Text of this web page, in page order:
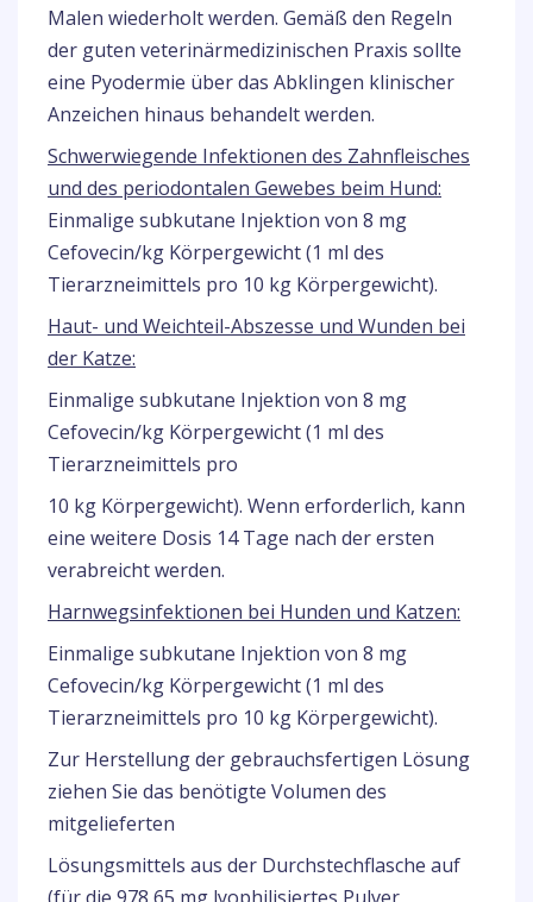
Malen wiederholt werden. Gemäß den Regeln
der guten veterinärmedizinischen Praxis sollte
eine Pyodermie über das Abklingen klinischer
Anzeichen hinaus behandelt werden.
Schwerwiegende Infektionen des Zahnfleisches
und des periodontalen Gewebes beim Hund:
Einmalige subkutane Injektion von 8 mg
Cefovecin/kg Körpergewicht (1 ml des
Tierarzneimittels pro 10 kg Körpergewicht).
Haut- und Weichteil-Abszesse und Wunden bei
der Katze:
Einmalige subkutane Injektion von 8 mg
Cefovecin/kg Körpergewicht (1 ml des
Tierarzneimittels pro
10 kg Körpergewicht). Wenn erforderlich, kann
eine weitere Dosis 14 Tage nach der ersten
verabreicht werden.
Harnwegsinfektionen bei Hunden und Katzen:
Einmalige subkutane Injektion von 8 mg
Cefovecin/kg Körpergewicht (1 ml des
Tierarzneimittels pro 10 kg Körpergewicht).
Zur Herstellung der gebrauchsfertigen Lösung
ziehen Sie das benötigte Volumen des
mitgelieferten
Lösungsmittels aus der Durchstechflasche auf